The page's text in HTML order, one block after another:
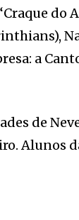
a
de
Alunos